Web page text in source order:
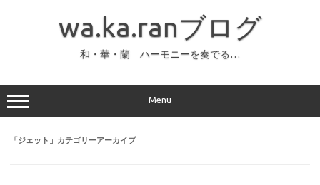
ッ
プ
wa.ka.ranブログ
和・華・蘭 ハーモニーを奏でる…
Menu
「ジェット 」カテゴリーアーカイブ